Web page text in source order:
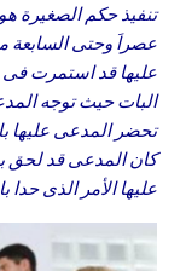
تنفيذ حكم الصغيرة
عصراَ وحتى السابعة
عليها قد استمرت فى
البات حيث توجه
تحضر المدعى عليها
كان المدعى قد لحق
عليها الأمر الذى حدا